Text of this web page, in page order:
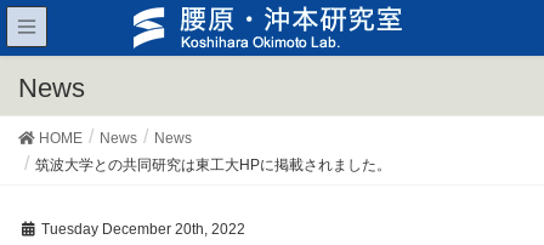
News
HOME News
News
筑波大学との共同研究は東工大HPに掲載されました。
Tuesday December 20th, 2022